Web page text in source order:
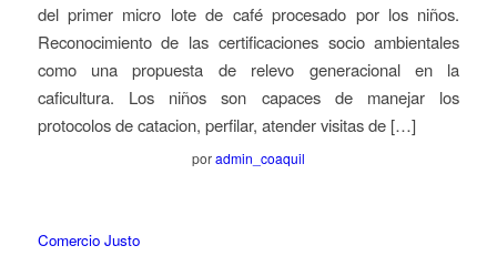
del primer micro lote de café procesado por los niños.
Reconocimiento de las certificaciones socio ambientales
como una propuesta de relevo generacional en la
caficultura. Los niños son capaces de manejar los
protocolos de catacion, perfilar, atender visitas de […]
poradmin_coaquil
Comercio Justo